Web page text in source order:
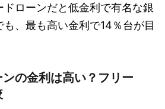
ローンだと低金利で有名な銀
、最も高い金利で14％台が目
の金利は高い？フリー